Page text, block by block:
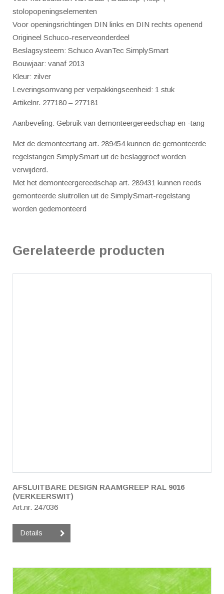
(kammergetriebe)
aantal
stolopopeningselementen
Voor openingsrichtingen DIN links en DIN rechts openend
Origineel Schuco-reserveonderdeel
Beslagsysteem: Schuco AvanTec SimplySmart
Bouwjaar: vanaf 2013
Kleur: zilver
Leveringsomvang per verpakkingseenheid: 1 stuk
Artikelnr. 277180 – 277181
Aanbeveling: Gebruik van demonteergereedschap en -tang
Met de demonteertang art. 289454 kunnen de gemonteerde
regelstangen SimplySmart uit de beslaggroef worden
verwijderd.
Met het demonteergereedschap art. 289431 kunnen reeds
gemonteerde sluitrollen uit de SimplySmart-regelstang
worden gedemonteerd
Gerelateerde producten
AFSLUITBARE DESIGN RAAMGREEP RAL 9016
(VERKEERSWIT)
Art.nr. 247036
Details